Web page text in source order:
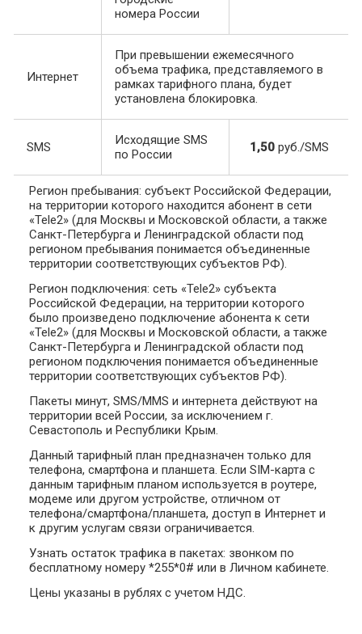
номера России
Интернет
При превышении ежемесячного
объема трафика, представляемого в
рамках тарифного плана, будет
установлена блокировка.
SMS
Исходящие SMS
по России
1,50 руб./SMS
Регион пребывания: субъект Российской Федерации,
на территории которого находится абонент в сети
«Tele2» (для Москвы и Московской области, а также
Санкт-Петербурга и Ленинградской области под
регионом пребывания понимается объединенные
территории соответствующих субъектов РФ).
Регион подключения: сеть «Tele2» субъекта
Российской Федерации, на территории которого
было произведено подключение абонента к сети
«Tele2» (для Москвы и Московской области, а также
Санкт-Петербурга и Ленинградской области под
регионом подключения понимается объединенные
территории соответствующих субъектов РФ).
Пакеты минут, SMS/MMS и интернета действуют на
территории всей России, за исключением г.
Севастополь и Республики Крым.
Данный тарифный план предназначен только для
телефона, смартфона и планшета. Если SIM-карта с
данным тарифным планом используется в роутере,
модеме или другом устройстве, отличном от
телефона/смартфона/планшета, доступ в Интернет и
к другим услугам связи ограничивается.
Узнать остаток трафика в пакетах: звонком по
бесплатному номеру *255*0# или в Личном кабинете.
Цены указаны в рублях с учетом НДС.